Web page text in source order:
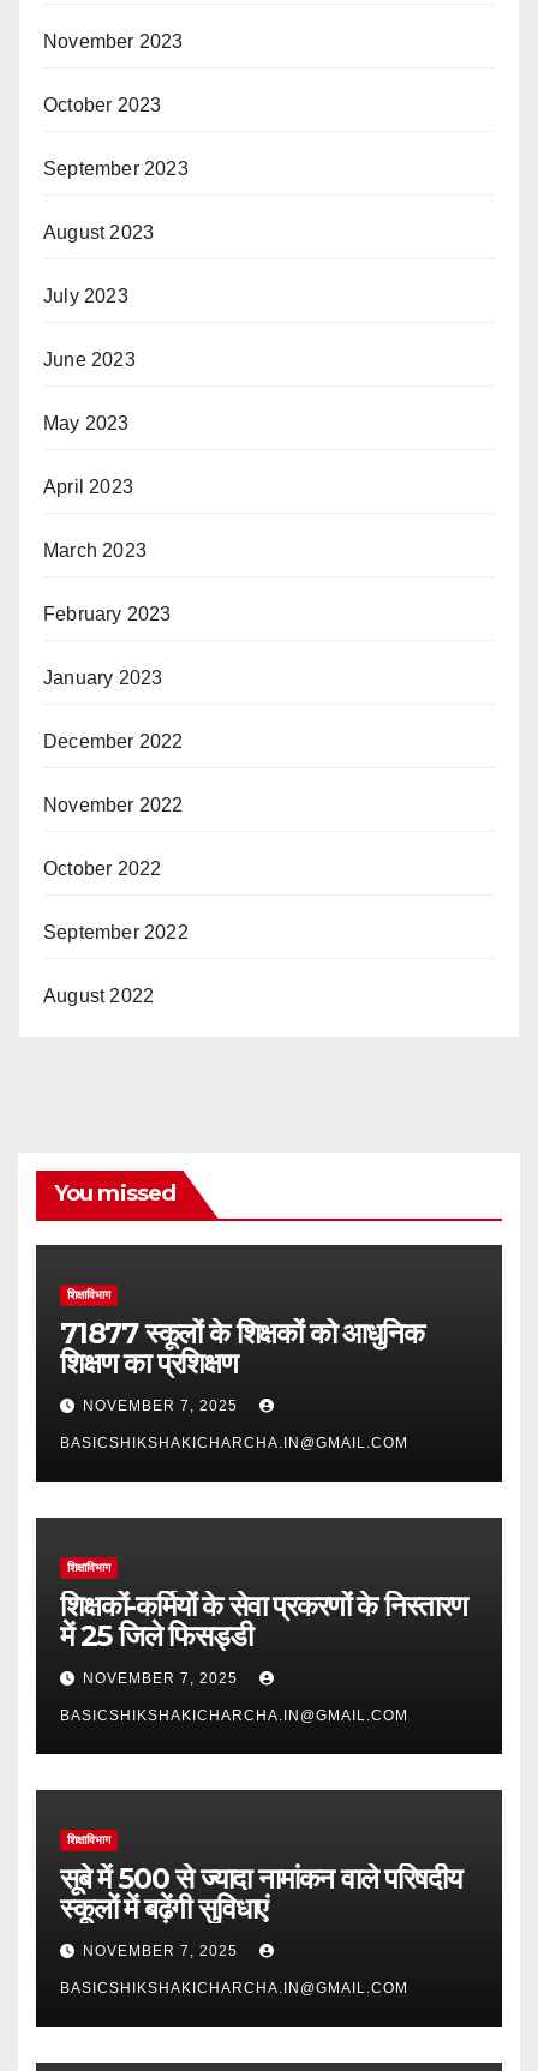
November 2023
October 2023
September 2023
August 2023
July 2023
June 2023
May 2023
April 2023
March 2023
February 2023
January 2023
December 2022
November 2022
October 2022
September 2022
August 2022
You missed
शिक्षाविभाग
71877 स्कूलों के शिक्षकों को आधुनिक
शिक्षण का प्रशिक्षण
NOVEMBER 7, 2025
BASICSHIKSHAKICHARCHA.IN@GMAIL.COM
शिक्षाविभाग
शिक्षकों-कर्मियों के सेवा प्रकरणों के निस्तारण
में 25 जिले फिसड्डी
NOVEMBER 7, 2025
BASICSHIKSHAKICHARCHA.IN@GMAIL.COM
शिक्षाविभाग
सूबे में 500 से ज्यादा नामांकन वाले परिषदीय
स्कूलों में बढ़ेंगी सुविधाएं
NOVEMBER 7, 2025
BASICSHIKSHAKICHARCHA.IN@GMAIL.COM